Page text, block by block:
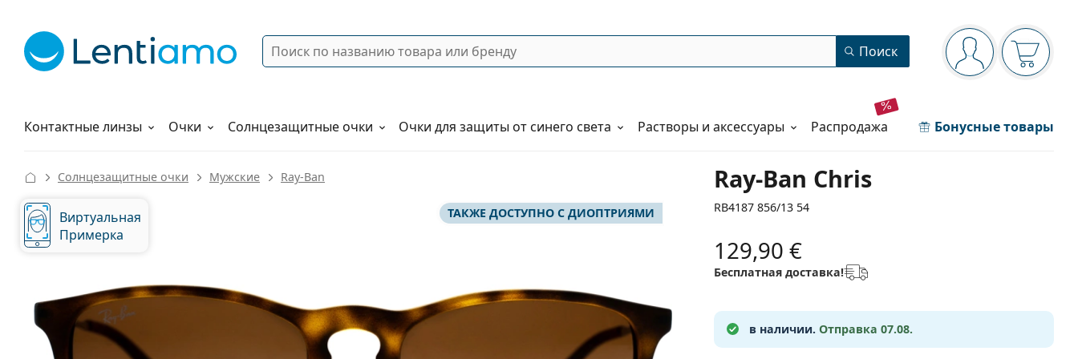
Панель навигации
Вы вошли вВаша
Поиск Поиск
Контактные линзы
Растворы Очки Солнцезащитные очки Очки для защиты от синего света Растворы и аксессуары распродажа Бонусные товары
Как заказать
Ray-Ban Chris
RB4187 856/13 54
Солнцезащитные очки Мужские Ray-Ban
ТАКЖЕ ДОСТУПНО С ДИОПТРИЯМИ
Виртуальная
Примерка
129,90 €
Бесплатная доставка!
в наличии. Отправка 07.08.